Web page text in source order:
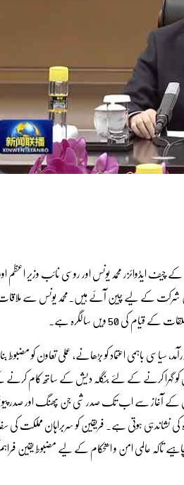
ایڈوائزر محمد یونس اور روسی نائب وزیر اعظم
ملاقات کی، جو 27 تاریخ کو بوآؤ ایشیائی فورم کے سالانہ اجلاس 2025 میں شرکت کے لیے چین آئے ہیں۔محمد
50 ویں سالگرہ ہے۔
باہمی اعتماد کو بڑھانے، عملی تعاون کو مضبوط
کو گہرا کرنے کے لئے بنگلہ دیش کے ساتھ کام
کے آغاز سے اب تک صدر شی جن پھنگ اور صدر
ہوتی ہے۔ فریقین کو سربراہان مملکت کی
چاہیے تاکہ عالمی امن و استحکام کے لیے مضبوط یقین